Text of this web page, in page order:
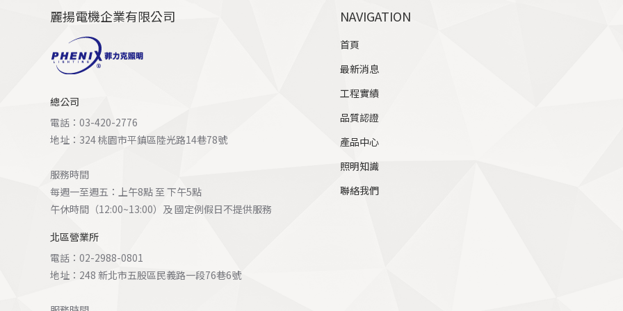
麗揚電機企業有限公司
總公司
電話：03-420-2776
地址：324 桃園市平鎮區陸光路14巷78號
服務時間
每週一至週五：上午8點 至 下午5點
午休時間（12:00~13:00）及 國定例假日不提供服務
北區營業所
電話：02-2988-0801
地址：248 新北市五股區民義路一段76巷6號
NAVIGATION
首頁
最新消息
工程實績
品質認證
產品中心
照明知識
聯絡我們